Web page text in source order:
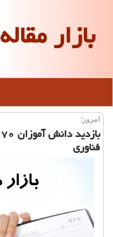
بازار مقاله
امروز؛
فناوری